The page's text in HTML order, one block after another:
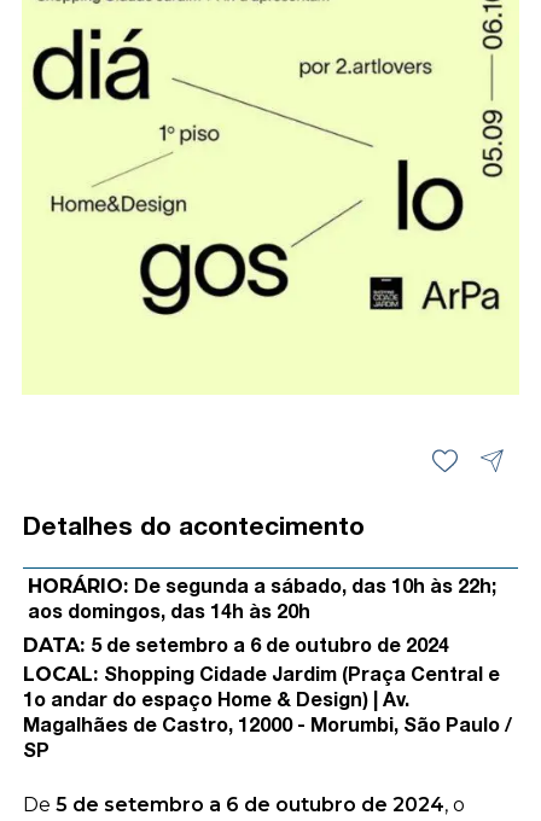
Detalhes do acontecimento
HORÁRIO: De segunda a sábado, das 10h às 22h;
aos domingos, das 14h às 20h
DATA: 5 de setembro a 6 de outubro de 2024
LOCAL: Shopping Cidade Jardim (Praça Central e
1o andar do espaço Home & Design) | Av.
Magalhães de Castro, 12000 - Morumbi, São Paulo /
SP
De 5 de setembro a 6 de outubro de 2024, o